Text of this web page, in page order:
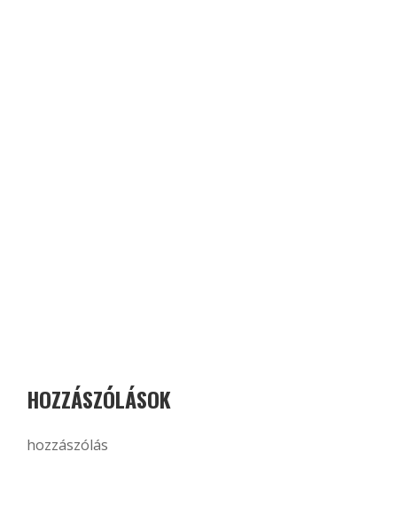
HOZZÁSZÓLÁSOK
hozzászólás